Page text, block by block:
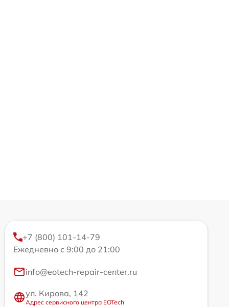
+7 (800) 101-14-79
Ежедневно с 9:00 до 21:00
info@eotech-repair-center.ru
ул. Кирова, 142
Адрес сервисного центра EOTech